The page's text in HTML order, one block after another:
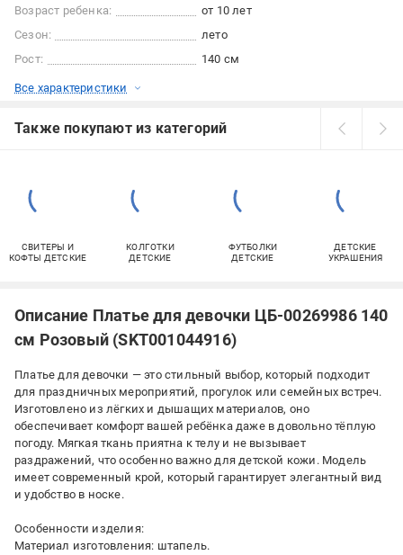
Возраст ребенка:
от 10 лет
Сезон:
лето
Рост:
140 см
Все характеристики
Также покупают из категорий
СВИТЕРЫ И
КОФТЫ ДЕТСКИЕ
КОЛГОТКИ
ДЕТСКИЕ
ФУТБОЛКИ
ДЕТСКИЕ
ДЕТСКИЕ
УКРАШЕНИЯ
Описание Платье для девочки ЦБ-00269986 140
см Розовый (SKT001044916)
Платье для девочки — это стильный выбор, который подходит
для праздничных мероприятий, прогулок или семейных встреч.
Изготовлено из лёгких и дышащих материалов, оно
обеспечивает комфорт вашей ребёнка даже в довольно тёплую
погоду. Мягкая ткань приятна к телу и не вызывает
раздражений, что особенно важно для детской кожи. Модель
имеет современный крой, который гарантирует элегантный вид
и удобство в носке.
Особенности изделия:
Материал изготовления: штапель.